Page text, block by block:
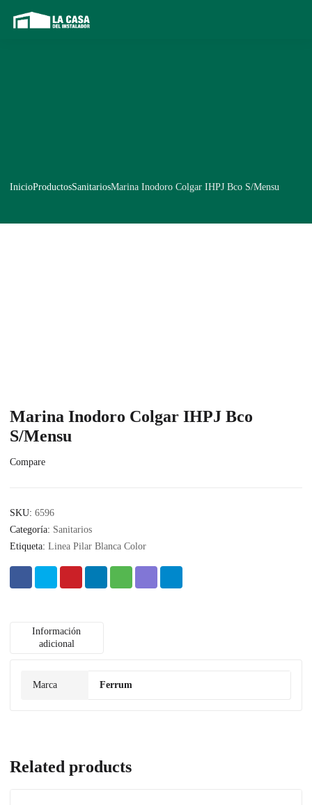
InicioProductosSanitariosMarina Inodoro Colgar IHPJ Bco S/Mensu
Marina Inodoro Colgar IHPJ Bco
S/Mensu
Compare
SKU: 6596
Categoría: Sanitarios
Etiqueta: Linea Pilar Blanca Color
Información
adicional
Marca Ferrum
Related products